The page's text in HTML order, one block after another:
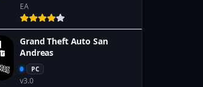
EA
Grand Theft Auto San
Andreas
PC
v3.0